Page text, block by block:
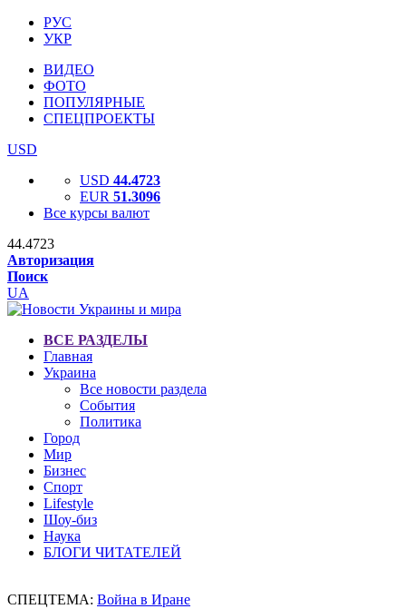
РУС
УКР
ВИДЕО
ФОТО
ПОПУЛЯРНЫЕ
СПЕЦПРОЕКТЫ
USD
USD 44.4723
EUR 51.3096
Все курсы валют
44.4723
Авторизация
Поиск
UA
ВСЕ РАЗДЕЛЫ
Главная
Украина
Все новости раздела
События
Политика
Город
Мир
Бизнес
Спорт
Lifestyle
Шоу-биз
Наука
БЛОГИ ЧИТАТЕЛЕЙ
СПЕЦТЕМА: Война в Иране